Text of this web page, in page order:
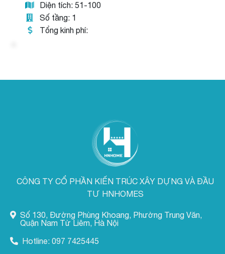
Diện tích: 51-100
Số tầng: 1
Tổng kinh phí:
CÔNG TY CỔ PHẦN KIẾN TRÚC XÂY DỰNG VÀ ĐẦU
TƯ HNHOMES
Số 130, Đường Phùng Khoang, Phường Trung Văn,
Quận Nam Từ Liêm, Hà Nội
Hotline: 097 7425445